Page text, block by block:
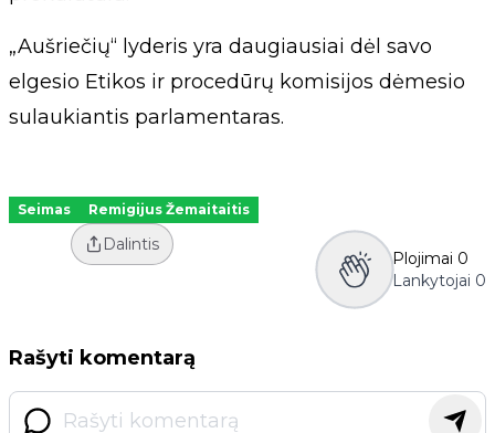
„Aušriečių“ lyderis yra daugiausiai dėl savo
elgesio Etikos ir procedūrų komisijos dėmesio
sulaukiantis parlamentaras.
Seimas Remigijus Žemaitaitis
Dalintis
Plojimai 0
Lankytojai 0
Rašyti komentarą